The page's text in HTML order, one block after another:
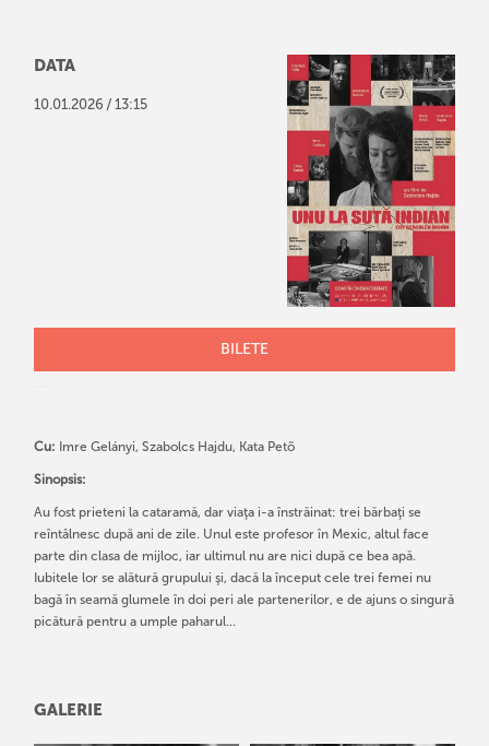
DATA
10.01 .2026 / 13:15
BILETE
Cu: Imre Gelányi, Szabolcs Hajdu, Kata Petõ
Sinopsis:
Au fost prieteni la cataramă, dar viaţa i-a înstrăinat: trei bărbaţi se
reîntâlnesc după ani de zile. Unul este profesor în Mexic, altul face
parte din clasa de mijloc, iar ultimul nu are nici după ce bea apă.
Iubitele lor se alătură grupului şi, dacă la început cele trei femei nu
bagă în seamă glumele în doi peri ale partenerilor, e de ajuns o singură
picătură pentru a umple paharul...
GALERIE